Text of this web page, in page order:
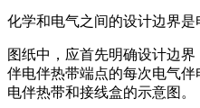
化学和电气之间的设计边界
图纸中，应首先明确设计边
伴电伴热带端点的每次电气
电伴热带和接线盒的示意图。